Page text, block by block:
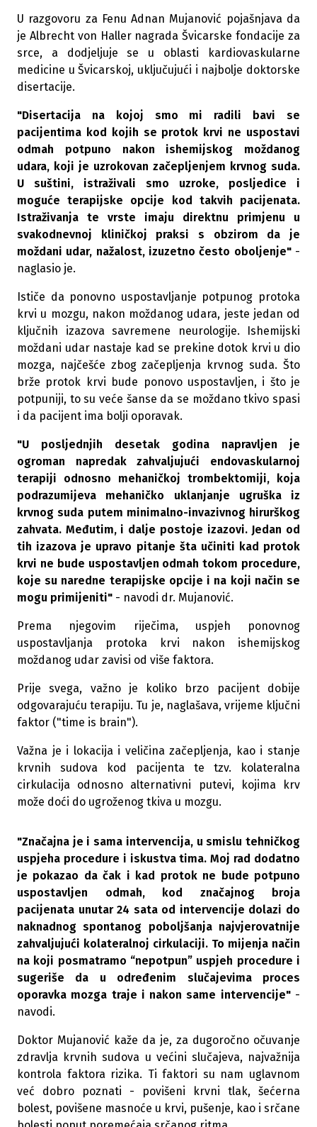
U razgovoru za Fenu Adnan Mujanović pojašnjava da
je Albrecht von Haller nagrada Švicarske fondacije za
srce, a dodjeljuje se u oblasti kardiovaskularne
medicine u Švicarskoj, uključujući i najbolje doktorske
disertacije.
"Disertacija na kojoj smo mi radili bavi se
pacijentima kod kojih se protok krvi ne uspostavi
odmah potpuno nakon ishemijskog moždanog
udara, koji je uzrokovan začepljenjem krvnog suda.
U suštini, istraživali smo uzroke, posljedice i
moguće terapijske opcije kod takvih pacijenata.
Istraživanja te vrste imaju direktnu primjenu u
svakodnevnoj kliničkoj praksi s obzirom da je
moždani udar, nažalost, izuzetno često oboljenje"-
naglasio je.
Ističe da ponovno uspostavljanje potpunog protoka
krvi u mozgu, nakon moždanog udara, jeste jedan od
ključnih izazova savremene neurologije. Ishemijski
moždani udar nastaje kad se prekine dotok krvi u dio
mozga, najčešće zbog začepljenja krvnog suda. Što
brže protok krvi bude ponovo uspostavljen, i što je
potpuniji, to su veće šanse da se moždano tkivo spasi
i da pacijent ima bolji oporavak.
"U posljednjih desetak godina napravljen je
ogroman napredak zahvaljujući endovaskularnoj
terapiji odnosno mehaničkoj trombektomiji, koja
podrazumijeva mehaničko uklanjanje ugruška iz
krvnog suda putem minimalno-invazivnog hirurškog
zahvata. Međutim, i dalje postoje izazovi. Jedan od
tih izazova je upravo pitanje šta učiniti kad protok
krvi ne bude uspostavljen odmah tokom procedure,
koje su naredne terapijske opcije i na koji način se
mogu primijeniti" - navodi dr. Mujanović.
Prema njegovim riječima, uspjeh ponovnog
uspostavljanja protoka krvi nakon ishemijskog
moždanog udar zavisi od više faktora.
Prije svega, važno je koliko brzo pacijent dobije
odgovarajuću terapiju. Tu je, naglašava, vrijeme ključni
faktor ("time is brain").
Važna je i lokacija i veličina začepljenja, kao i stanje
krvnih sudova kod pacijenta te tzv. kolateralna
cirkulacija odnosno alternativni putevi, kojima krv
može doći do ugroženog tkiva u mozgu.
"Značajna je i sama intervencija, u smislu tehničkog
uspjeha procedure i iskustva tima. Moj rad dodatno
je pokazao da čak i kad protok ne bude potpuno
uspostavljen odmah, kod značajnog broja
pacijenata unutar 24 sata od intervencije dolazi do
naknadnog spontanog poboljšanja najvjerovatnije
zahvaljujući kolateralnoj cirkulaciji. To mijenja način
na koji posmatramo “nepotpun” uspjeh procedure i
sugeriše da u određenim slučajevima proces
oporavka mozga traje i nakon same intervencije"-
navodi.
Doktor Mujanović kaže da je, za dugoročno očuvanje
zdravlja krvnih sudova u većini slučajeva, najvažnija
kontrola faktora rizika. Ti faktori su nam uglavnom
već dobro poznati - povišeni krvni tlak, šećerna
bolest, povišene masnoće u krvi, pušenje, kao i srčane